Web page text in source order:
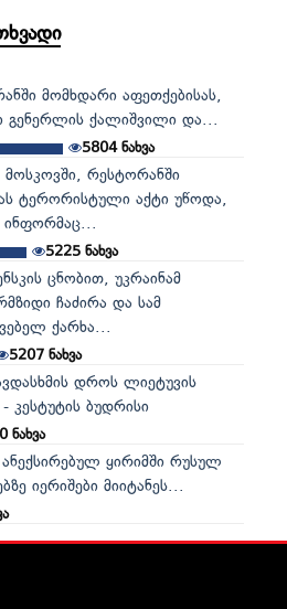
მომხდარი აფეთქებისას,
გენერლის ქალიშვილი და...
5804ნახვა
მოსკოვში, რესტორანში
ტერორისტული აქტი უწოდა,
ინფორმაც...
5225ნახვა
ცნობით, უკრაინამ
ჩაძირა და სამ
ქარხა...
5207ნახვა
დროს ლიეტუვის
კესტუტის ბუდრისი
ნახვა
ყირიმში რუსულ
იერიშები მიიტანეს...